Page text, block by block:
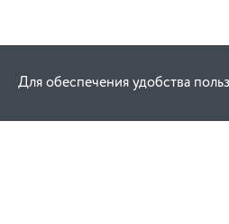
Для обеспечения удобства